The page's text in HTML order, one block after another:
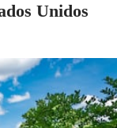
Unidos